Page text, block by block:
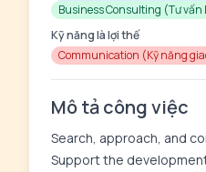
Business Consulting (Tư
Kỹ năng là lợi thế
Communication (Kỹ năng
Mô tả công việc
Search, approach, and
Support the